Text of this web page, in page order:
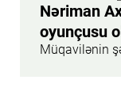
Nəriman
oyunçusu
Müqavilənin